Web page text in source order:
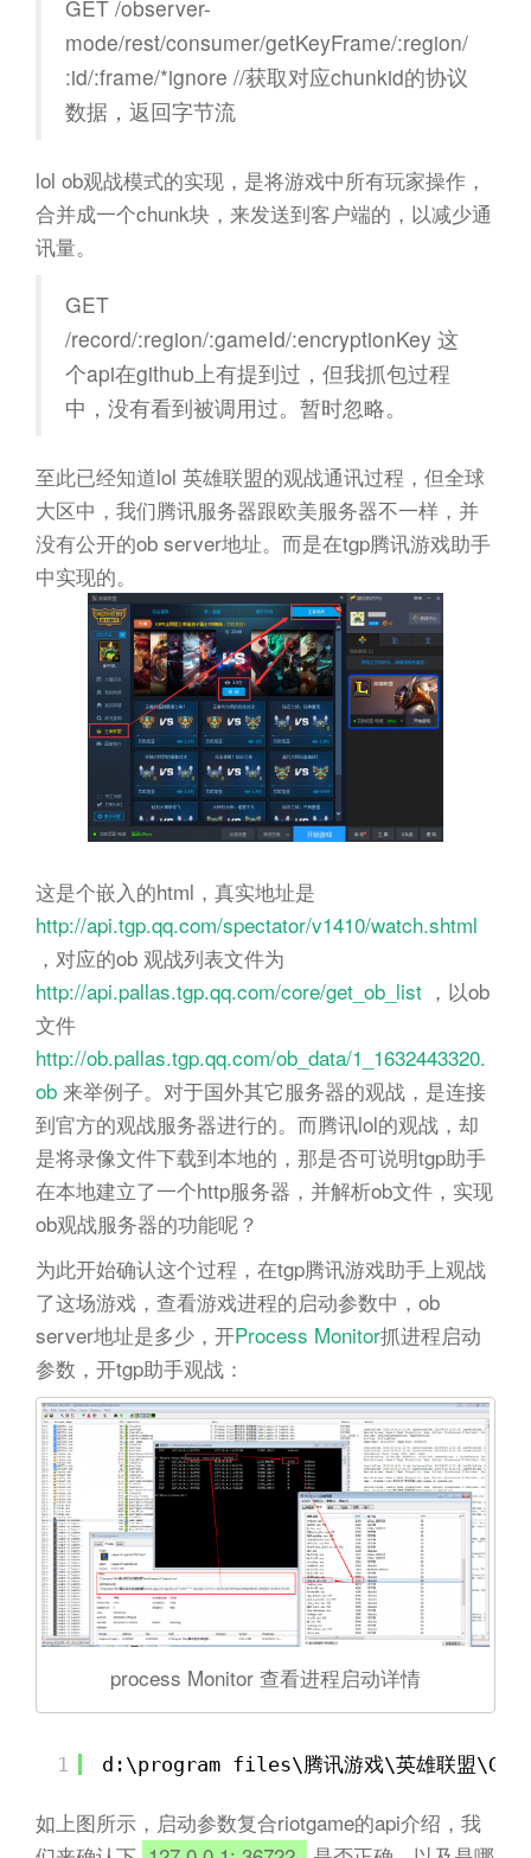
GET /observer-
mode/rest/consumer/getKeyFrame/:region/
:id/:frame/*ignore //获取对应chunkid的协议
数据，返回字节流
lol ob观战模式的实现，是将游戏中所有玩家操作，
合并成一个chunk块，来发送到客户端的，以减少通
讯量。
GET
/record/:region/:gameId/:encryptionKey 这
个api在github上有提到过，但我抓包过程
中，没有看到被调用过。暂时忽略。
至此已经知道lol 英雄联盟的观战通讯过程，但全球
大区中，我们腾讯服务器跟欧美服务器不一样，并
没有公开的ob server地址。而是在tgp腾讯游戏助手
中实现的。
这是个嵌入的html，真实地址是
http://api.tgp.qq.com/spectator/v1410/watch.shtml
，对应的ob 观战列表文件为
http://api.pallas.tgp.qq.com/core/get_ob_list ，以ob
文件
http://ob.pallas.tgp.qq.com/ob_data/1_1632443320.
ob 来举例子。对于国外其它服务器的观战，是连接
到官方的观战服务器进行的。而腾讯lol的观战，却
是将录像文件下载到本地的，那是否可说明tgp助手
在本地建立了一个http服务器，并解析ob文件，实现
ob观战服务器的功能呢？
为此开始确认这个过程，在tgp腾讯游戏助手上观战
了这场游戏，查看游戏进程的启动参数中，ob
server地址是多少，开Process Monitor抓进程启动
参数，开tgp助手观战：
process Monitor 查看进程启动详情
1 d:\program files\腾讯游戏\英雄联盟
如上图所示，启动参数复合riotgame的api介绍，我